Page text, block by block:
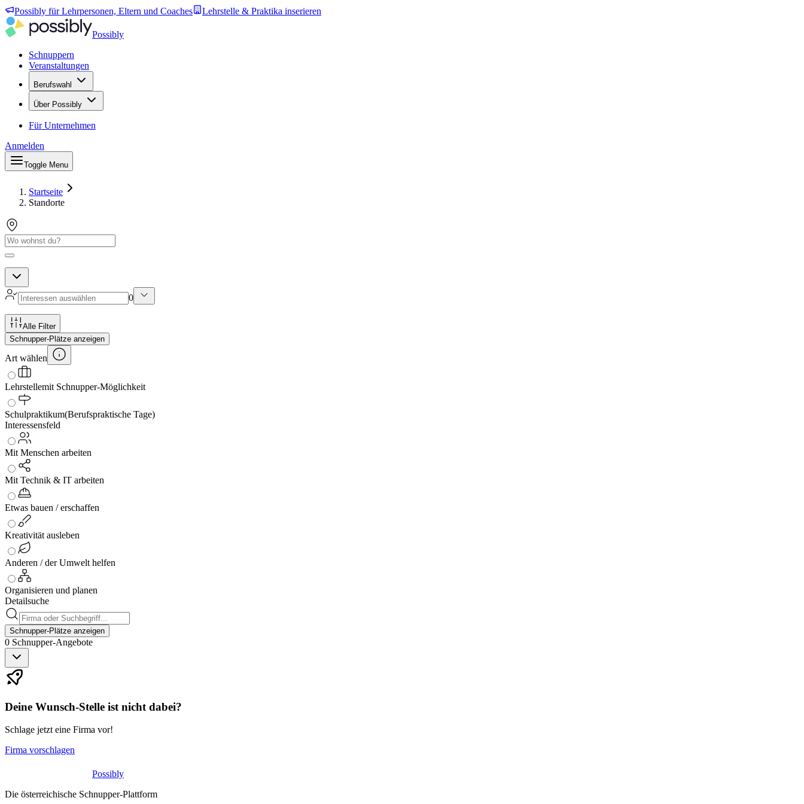
Possibly für Lehrpersonen, Eltern und Coaches Lehrstelle & Praktika inserieren
Possibly
Schnuppern
Veranstaltungen
Berufswahl
Über Possibly
Für Unternehmen
Anmelden
Toggle Menu
Startseite
Standorte
0
Alle Filter
Schnupper-Plätze anzeigen
Art wählen
Lehrstellemit Schnupper-Möglichkeit
Schulpraktikum(Berufspraktische Tage)
Interessensfeld
Mit Menschen arbeiten
Mit Technik & IT arbeiten
Etwas bauen / erschaffen
Kreativität ausleben
Anderen / der Umwelt helfen
Organisieren und planen
Detailsuche
Schnupper-Plätze anzeigen
0 Schnupper-Angebote
Deine Wunsch-Stelle ist nicht dabei?
Schlage jetzt eine Firma vor!
Firma vorschlagen
Possibly
Die österreichische Schnupper-Plattform